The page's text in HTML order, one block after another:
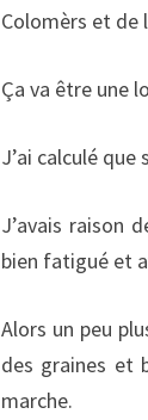
Colomèrs et de
Ça va être une
J’ai calculé
J’avais raison
bien fatigué et
Alors un peu
des graines et
marche.